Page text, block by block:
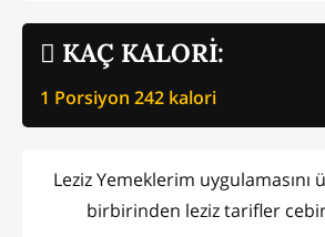
KAÇ KALORİ:
1 Porsiyon 242 kalori
Leziz Yemeklerim uygulamasını
birbirinden leziz tarifler